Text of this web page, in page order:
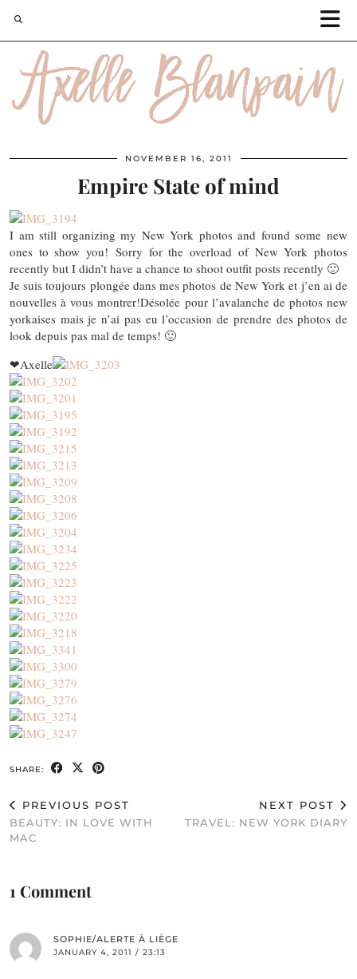
NOVEMBER 16, 2011
Empire State of mind
I am still organizing my New York photos and found some new
ones to show you! Sorry for the overload of New York photos
recently but I didn’t have a chance to shoot outfit posts recently 🙂
Je suis toujours plongée dans mes photos de New York et j’en ai de
nouvelles à vous montrer!Désolée pour l’avalanche de photos new
yorkaises mais je n’ai pas eu l’occasion de prendre des photos de
look depuis pas mal de temps! 🙂
❤Axelle
SHARE:
PREVIOUS POST
BEAUTY: IN LOVE WITH
MAC
NEXT POST
TRAVEL: NEW YORK DIARY
1 Comment
SOPHIE/ALERTE À LIÈGE
JANUARY 4, 2011 / 23:13